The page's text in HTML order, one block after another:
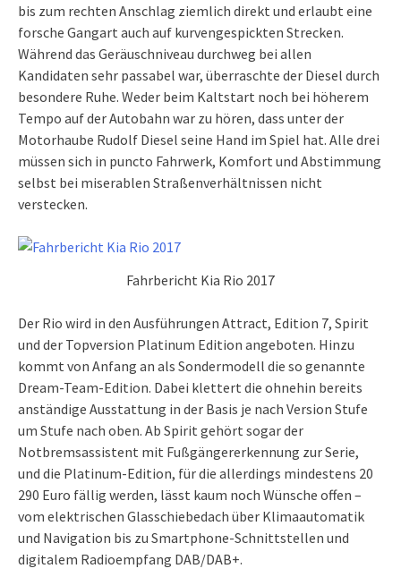
bis zum rechten Anschlag ziemlich direkt und erlaubt eine
forsche Gangart auch auf kurvengespickten Strecken.
Während das Geräuschniveau durchweg bei allen
Kandidaten sehr passabel war, überraschte der Diesel durch
besondere Ruhe. Weder beim Kaltstart noch bei höherem
Tempo auf der Autobahn war zu hören, dass unter der
Motorhaube Rudolf Diesel seine Hand im Spiel hat. Alle drei
müssen sich in puncto Fahrwerk, Komfort und Abstimmung
selbst bei miserablen Straßenverhältnissen nicht
verstecken.
Fahrbericht Kia Rio 2017
Der Rio wird in den Ausführungen Attract, Edition 7, Spirit
und der Topversion Platinum Edition angeboten. Hinzu
kommt von Anfang an als Sondermodell die so genannte
Dream-Team-Edition. Dabei klettert die ohnehin bereits
anständige Ausstattung in der Basis je nach Version Stufe
um Stufe nach oben. Ab Spirit gehört sogar der
Notbremsassistent mit Fußgängererkennung zur Serie,
und die Platinum-Edition, für die allerdings mindestens 20
290 Euro fällig werden, lässt kaum noch Wünsche offen –
vom elektrischen Glasschiebedach über Klimaautomatik
und Navigation bis zu Smartphone-Schnittstellen und
digitalem Radioempfang DAB/DAB+.